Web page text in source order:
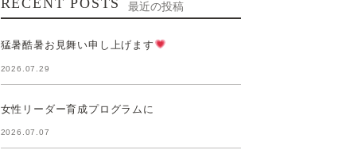
RECENT POSTS 最近の投稿
猛暑酷暑お見舞い申し上げます
2026.07.29
女性リーダー育成プログラムに
2026.07.07